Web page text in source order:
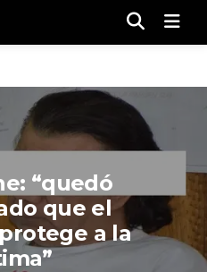
“quedó
que el
a la